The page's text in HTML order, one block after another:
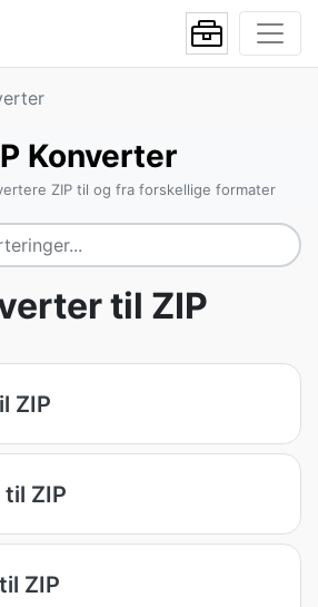
Konverter
ZIP til og fra forskellige formater
til ZIP
ZIP
til ZIP
ZIP